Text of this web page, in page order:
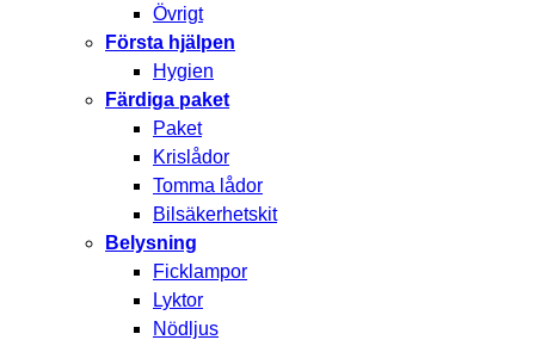
Övrigt
Första hjälpen
Hygien
Färdiga paket
Paket
Krislådor
Tomma lådor
Bilsäkerhetskit
Belysning
Ficklampor
Lyktor
Nödljus